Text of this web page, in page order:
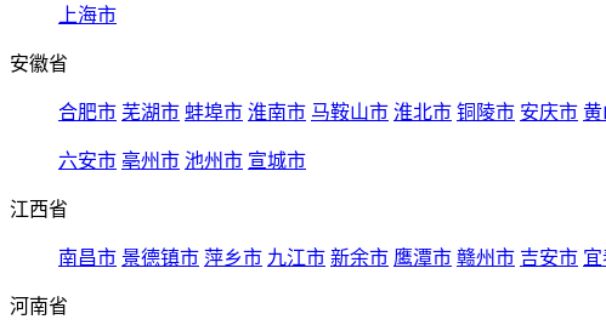
上海市
安徽省
合肥市 芜湖市 蚌埠市 淮南市 马鞍山市 淮北市 铜陵市 安庆市 黄
六安市 亳州市 池州市 宣城市
江西省
南昌市 景德镇市 萍乡市 九江市 新余市 鹰潭市 赣州市 吉安市
河南省